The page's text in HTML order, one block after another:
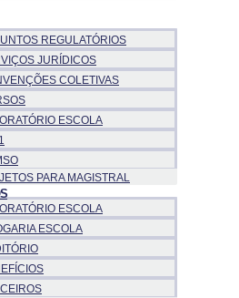
REGULATÓRIOS
JURÍDICOS
COLETIVAS
ESCOLA
PARA MAGISTRAL
ESCOLA
ESCOLA